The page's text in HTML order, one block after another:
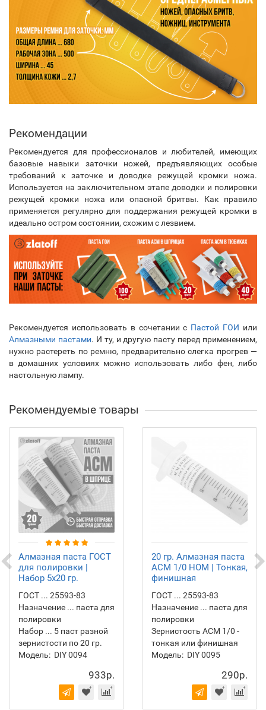
Рекомендации
Рекомендуется для профессионалов и любителей, имеющих
базовые навыки заточки ножей, предъявляющих особые
требований к заточке и доводке режущей кромки ножа.
Используется на заключительном этапе доводки и полировки
режущей кромки ножа или опасной бритвы. Как правило
применяется регулярно для поддержания режущей кромки в
идеально остром состоянии, схожим с лезвием.
Рекомендуется использовать в сочетании с Пастой ГОИ или
Алмазными пастами. И ту, и другую пасту перед применением,
нужно растереть по ремню, предварительно слегка прогрев —
в домашних условиях можно использовать либо фен, либо
настольную лампу.
Рекомендуемые товары
Алмазная паста ГОСТ
для полировки |
Набор 5х20 гр.
ГОСТ ... 25593-83
Назначение ... паста для
полировки
Набор ... 5 паст разной
зернистости по 20 гр.
Модель: DIY 0094
933р.
20 гр. Алмазная паста
АСМ 1/0 НОМ | Тонкая,
финишная
ГОСТ ... 25593-83
Назначение ... паста для
полировки
Зернистость АСМ 1/0 -
тонкая или финишная
Модель: DIY 0095
290р.